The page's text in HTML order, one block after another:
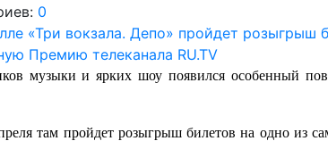
0
музыки и ярких шоу появился особенный
там пройдет розыгрыш билетов на одно из